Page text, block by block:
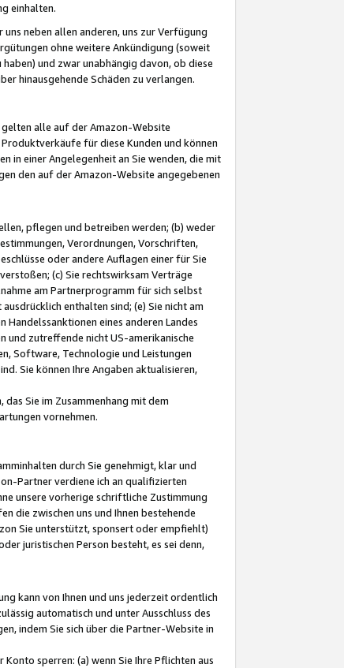
einhalten.
neben allen anderen, uns zur Verfügung
ohne weitere Ankündigung (soweit
und zwar unabhängig davon, ob diese
hinausgehende Schäden zu verlangen.
gelten alle auf der Amazon-Website
für diese Kunden und können
in einer Angelegenheit an Sie wenden, die mit
den auf der Amazon-Website angegebenen
pflegen und betreiben werden; (b) weder
Verordnungen, Vorschriften,
oder andere Auflagen einer für Sie
(c) Sie rechtswirksam Verträge
am Partnerprogramm für sich selbst
enthalten sind; (e) Sie nicht am
eines anderen Landes
und zutreffende nicht US-amerikanische
Software, Technologie und Leistungen
Sie können Ihre Angaben aktualisieren,
Sie im Zusammenhang mit dem
vornehmen.
durch Sie genehmigt, klar und
Partner verdiene ich an qualifizierten
unsere vorherige schriftliche Zustimmung
die zwischen uns und Ihnen bestehende
Sie unterstützt, sponsert oder empfiehlt)
juristischen Person besteht, es sei denn,
kann von Ihnen und uns jederzeit ordentlich
automatisch und unter Ausschluss des
indem Sie sich über die Partner-Website in
sperren: (a) wenn Sie Ihre Pflichten aus